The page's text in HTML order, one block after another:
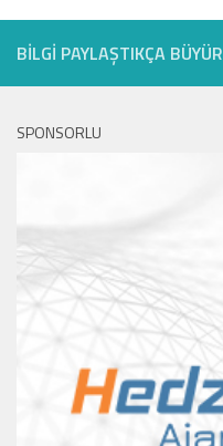
BILGI PAYLAŞTIKÇA BÜYÜR
SPONSORLU